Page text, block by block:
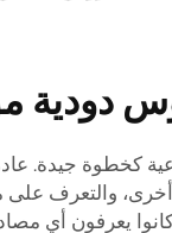
كخطوة
والتعرف على
يعرفون أي